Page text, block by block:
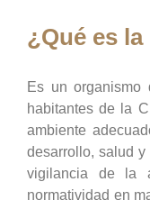
¿Qué es la
Es un organismo
habitantes de la
ambiente
desarrollo, salud
vigilancia de la
normatividad en